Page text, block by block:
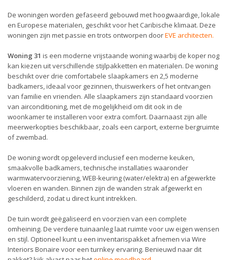
De woningen worden gefaseerd gebouwd met hoogwaardige, lokale
en Europese materialen, geschikt voor het Caribische klimaat. Deze
woningen zijn met passie en trots ontworpen doorEVE architecten.
Woning 31 is een moderne vrijstaande woning waarbij de koper nog
kan kiezen uit verschillende stijlpakketten en materialen. De woning
beschikt over drie comfortabele slaapkamers en 2,5 moderne
badkamers, ideaal voor gezinnen, thuiswerkers of het ontvangen
van familie en vrienden. Alle slaapkamers zijn standaard voorzien
van airconditioning, met de mogelijkheid om dit ook in de
woonkamer te installeren voor extra comfort. Daarnaast zijn alle
meerwerkopties beschikbaar, zoals een carport, externe bergruimte
of zwembad.
De woning wordt opgeleverd inclusief een moderne keuken,
smaakvolle badkamers, technische installaties waaronder
warmwatervoorziening, WEB-keuring (water/elektra) en afgewerkte
vloeren en wanden. Binnen zijn de wanden strak afgewerkt en
geschilderd, zodat u direct kunt intrekken.
De tuin wordt geëgaliseerd en voorzien van een complete
omheining. De verdere tuinaanleg laat ruimte voor uw eigen wensen
en stijl. Optioneel kunt u een inventarispakket afnemen via Wire
Interiors Bonaire voor een turnkey ervaring. Benieuwd naar dit